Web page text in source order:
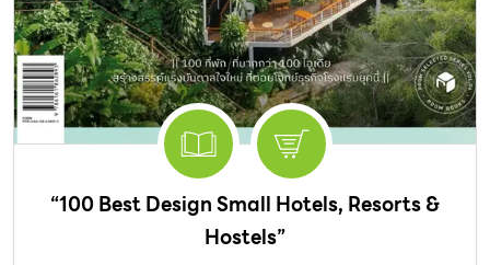
“100 Best Design Small Hotels, Resorts &
Hostels”